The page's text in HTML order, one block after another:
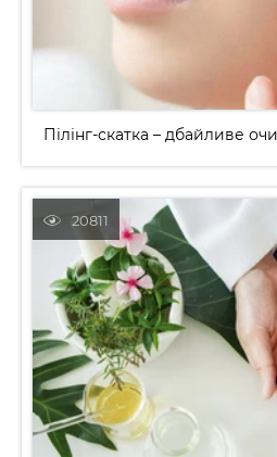
Пілінг-скатка – дбайливе